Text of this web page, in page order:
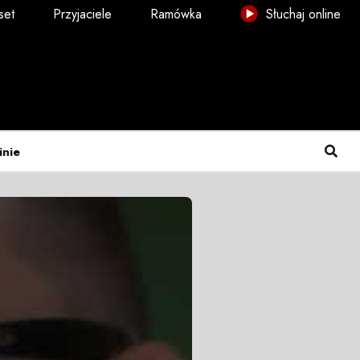
Przyjaciele Ramówka Słuchaj online